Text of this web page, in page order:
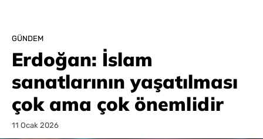
GÜNDEM
Erdoğan: İslam
sanatlarının yaşatılması
çok ama çok önemlidir
11 Ocak 2026